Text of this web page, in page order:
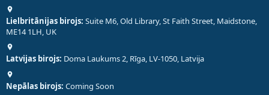
Lielbritānijas birojs: Suite M6, Old Library, St Faith Street, Maidstone,
ME14 1LH, UK
Latvijas birojs: Doma Laukums 2, Rīga, LV-1050, Latvija
Nepālas birojs: Coming Soon